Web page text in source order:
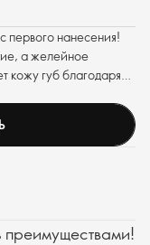
первого нанесения!
а желейное
кожу губ благодаря
преимуществами!